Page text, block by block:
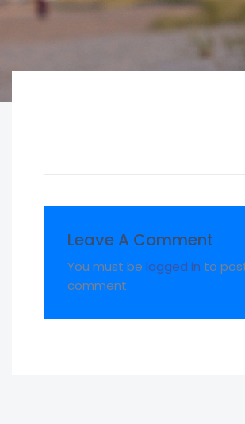
Leave A Comment
You must be logged in to
comment.